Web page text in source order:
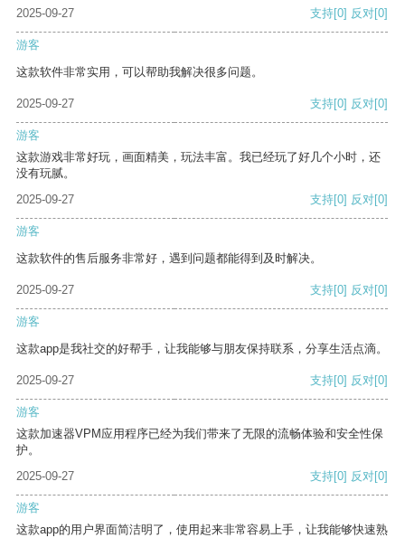
2025-09-27 支持[0] 反对[0]
游客
这款软件非常实用，可以帮助我解决很多问题。
2025-09-27 支持[0] 反对[0]
游客
这款游戏非常好玩，画面精美，玩法丰富。我已经玩了好几个小时，还
没有玩腻。
2025-09-27
支持[0] 反对[0]
游客
这款软件的售后服务非常好，遇到问题都能得到及时解决。
2025-09-27 支持[0] 反对[0]
游客
这款app是我社交的好帮手，让我能够与朋友保持联系，分享生活点滴。
2025-09-27 支持[0] 反对[0]
游客
这款加速器VPM应用程序已经为我们带来了无限的流畅体验和安全性保
护。
2025-09-27
支持[0] 反对[0]
游客
这款app的用户界面简洁明了，使用起来非常容易上手，让我能够快速熟